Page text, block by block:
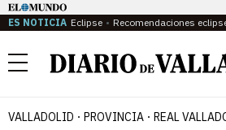
ES NOTICIA Eclipse Recomendaciones
Menú
VALLADOLID PROVINCIA REAL